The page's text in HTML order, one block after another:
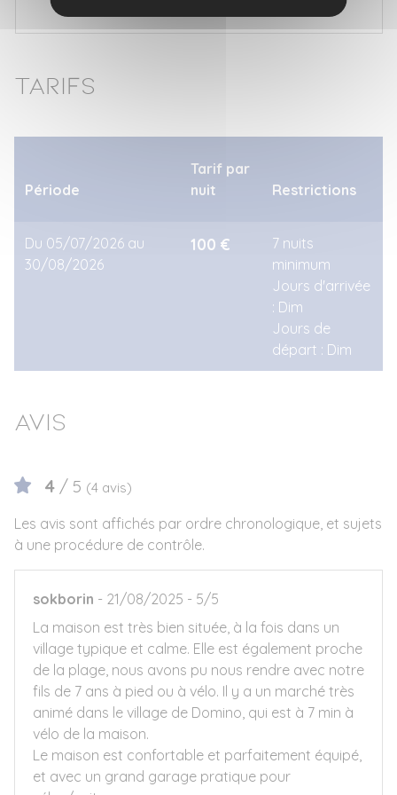
Tarifs
Période
Tarif par
nuit
Restrictions
Du 05/07/2026 au
30/08/2026
100 €
7 nuits
minimum
Jours d'arrivée
: Dim
Jours de
départ : Dim
Avis
4 / 5 (4 avis)
Les avis sont affichés par ordre chronologique, et sujets
à une procédure de contrôle.
sokborin 21/08/2025
5/5
La maison est très bien située, à la fois dans un
village typique et calme. Elle est également proche
de la plage, nous avons pu nous rendre avec notre
fils de 7 ans à pied ou à vélo. Il y a un marché très
animé dans le village de Domino, qui est à 7 min à
vélo de la maison.
Le maison est confortable et parfaitement équipé,
et avec un grand garage pratique pour